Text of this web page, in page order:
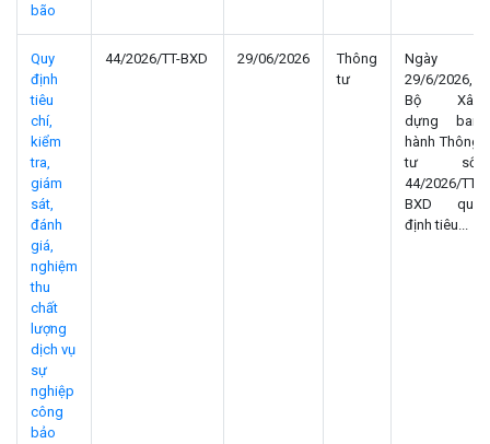
bão
Quy
định
tiêu
chí,
kiểm
tra,
giám
sát,
đánh
giá,
nghiệm
thu
chất
lượng
dịch vụ
sự
nghiệp
công
bảo
44/2026/TT-BXD 29/06/2026
Thông
tư
Ngày
29/6/2026,
Bộ Xây
dựng ban
hành Thông
tư số:
44/2026/TT-
BXD quy
định tiêu...